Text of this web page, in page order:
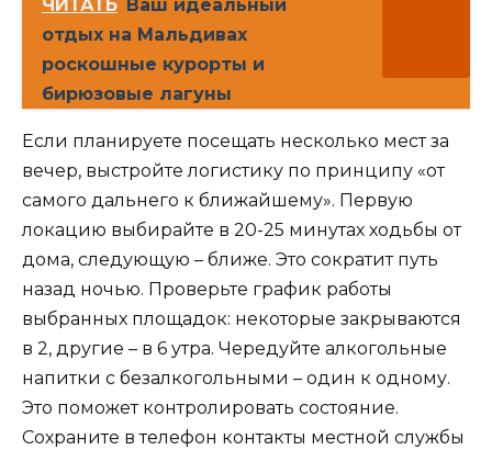
ЧИТАТЬ Ваш идеальный
отдых на Мальдивах
роскошные курорты и
бирюзовые лагуны
Если планируете посещать несколько мест за
вечер, выстройте логистику по принципу «от
самого дальнего к ближайшему». Первую
локацию выбирайте в 20-25 минутах ходьбы от
дома, следующую – ближе. Это сократит путь
назад ночью. Проверьте график работы
выбранных площадок: некоторые закрываются
в 2, другие – в 6 утра. Чередуйте алкогольные
напитки с безалкогольными – один к одному.
Это поможет контролировать состояние.
Сохраните в телефон контакты местной службы